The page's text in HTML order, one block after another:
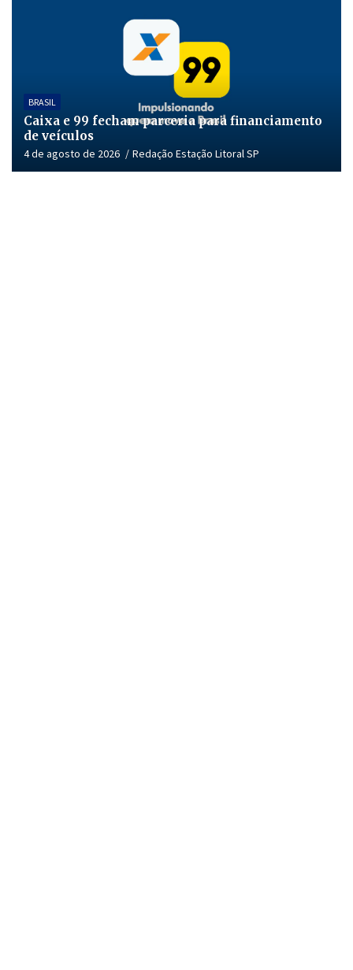
BRASIL
Caixa e 99 fecham parceria para financiamento
de veículos
4 de agosto de 2026 Redação Estação Litoral SP